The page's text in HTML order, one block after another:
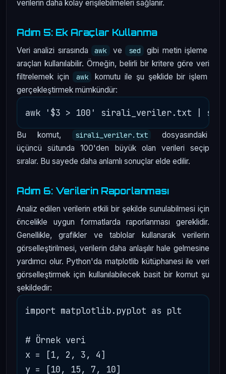
verilerin daha kolay erişilebilmeleri sağlanır.
Adım 5: Ek Araçlar Kullanma
Veri analizi sırasında awk ve sed
gibi metin işleme
araçları kullanılabilir. Örneğin, belirli bir kritere göre veri
filtrelemek için
awk
komutu ile şu şeklide bir işlem
gerçekleştirmek mümkündür:
Bu komut, sirali_veriler.txt
dosyasındaki
üçüncü sütunda 100'den büyük olan verileri seçip
sıralar. Bu sayede daha anlamlı sonuçlar elde edilir.
Adım 6: Verilerin Raporlanması
Analiz edilen verilerin etkili bir şekilde sunulabilmesi için
öncelikle uygun formatlarda raporlanması gereklidir.
Genellikle, grafikler ve tablolar kullanarak verilerin
görselleştirilmesi, verilerin daha anlaşılır hale gelmesine
yardımcı olur. Python'da matplotlib kütüphanesi ile veri
görselleştirmek için kullanılabilecek basit bir komut şu
şekildedir:
import matplotlib.pyplot as plt
# Örnek veri
x = [1, 2, 3, 4]
y = [10, 15, 7, 10]